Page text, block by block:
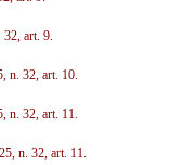
art. 9.
n. 32, art. 10.
n. 32, art. 11.
n. 32, art. 11.